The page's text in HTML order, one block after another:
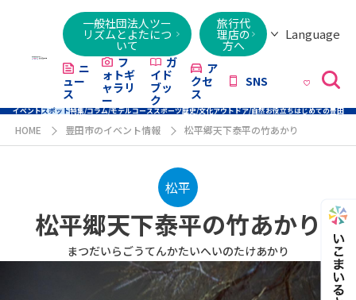
一般社団法人ツー
リズムとよたにつ
いて
旅行代
理店の
方へ
Language
Việt
ニ
ュー
ス
フ
ォトギ
ャラリ
ー
ガ
イド
ブッ
ク
ア
クセ
ス
SNS
イベントスポット特集/コラム/モデルコーススポーツ歴史/文化アウトドア/自然お役立ちはじめての豊田
HOME 豊田市のイベント情報 松平郷天下泰平の竹あかり
松平
松平郷天下泰平の竹あかり
まつだいらごうてんかたいへいのたけあかり